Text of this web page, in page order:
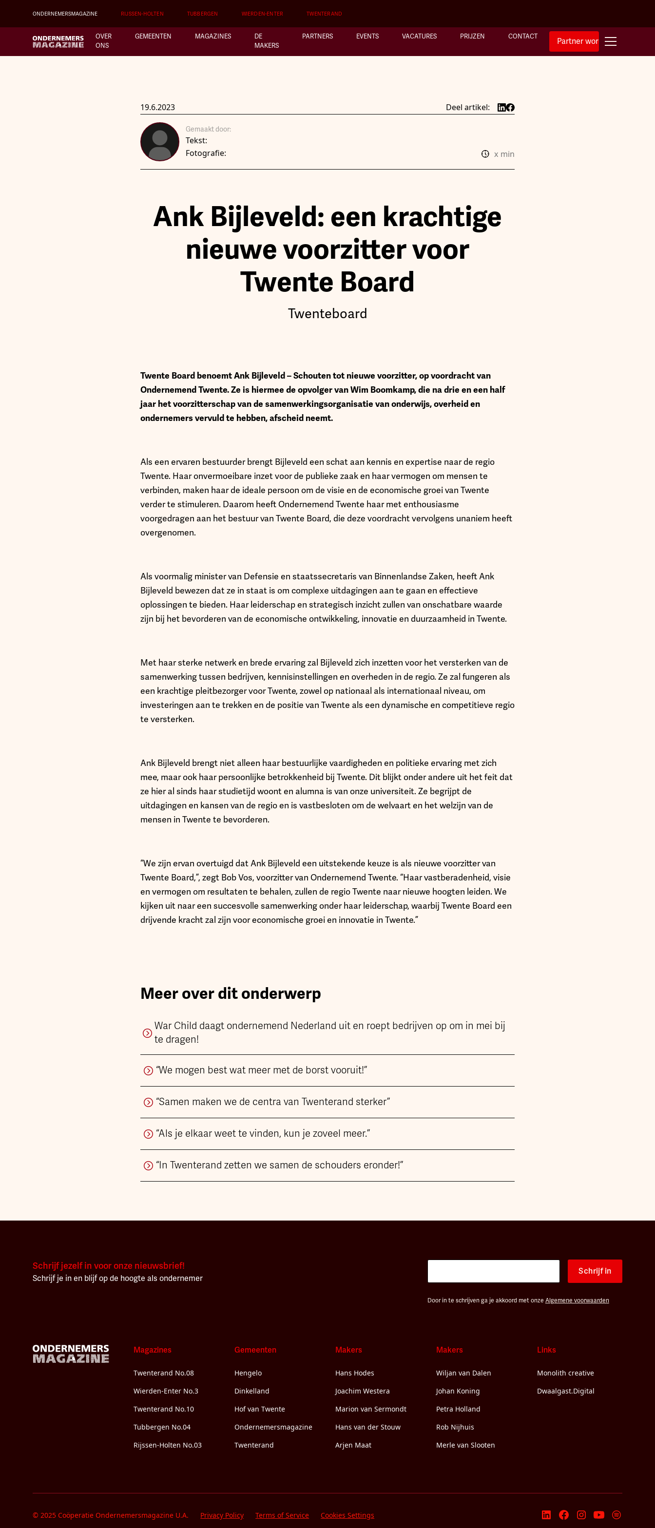
ONDERNEMERSMAGAZINE RIJSSEN-HOLTEN TUBBERGEN WIERDEN-ENTER TWENTERAND
OVER
ONS
GEMEENTEN MAGAZINES
DE
MAKERS
PARTNERS EVENTS VACATURES PRIJZEN CONTACT Partner worden
19.6.2023 Deel artikel:
Gemaakt door:
Tekst:
Fotografie:
x min
Ank Bijleveld: een krachtige
nieuwe voorzitter voor
Twente Board
Twenteboard
Twente Board benoemt Ank Bijleveld – Schouten tot nieuwe voorzitter, op voordracht van
Ondernemend Twente. Ze is hiermee de opvolger van Wim Boomkamp, die na drie en een half
jaar het voorzitterschap van de samenwerkingsorganisatie van onderwijs, overheid en
ondernemers vervuld te hebben, afscheid neemt.
Als een ervaren bestuurder brengt Bijleveld een schat aan kennis en expertise naar de regio
Twente. Haar onvermoeibare inzet voor de publieke zaak en haar vermogen om mensen te
verbinden, maken haar de ideale persoon om de visie en de economische groei van Twente
verder te stimuleren. Daarom heeft Ondernemend Twente haar met enthousiasme
voorgedragen aan het bestuur van Twente Board, die deze voordracht vervolgens unaniem heeft
overgenomen.
Als voormalig minister van Defensie en staatssecretaris van Binnenlandse Zaken, heeft Ank
Bijleveld bewezen dat ze in staat is om complexe uitdagingen aan te gaan en effectieve
oplossingen te bieden. Haar leiderschap en strategisch inzicht zullen van onschatbare waarde
zijn bij het bevorderen van de economische ontwikkeling, innovatie en duurzaamheid in Twente.
Met haar sterke netwerk en brede ervaring zal Bijleveld zich inzetten voor het versterken van de
samenwerking tussen bedrijven, kennisinstellingen en overheden in de regio. Ze zal fungeren als
een krachtige pleitbezorger voor Twente, zowel op nationaal als internationaal niveau, om
investeringen aan te trekken en de positie van Twente als een dynamische en competitieve regio
te versterken.
Ank Bijleveld brengt niet alleen haar bestuurlijke vaardigheden en politieke ervaring met zich
mee, maar ook haar persoonlijke betrokkenheid bij Twente. Dit blijkt onder andere uit het feit dat
ze hier al sinds haar studietijd woont en alumna is van onze universiteit. Ze begrijpt de
uitdagingen en kansen van de regio en is vastbesloten om de welvaart en het welzijn van de
mensen in Twente te bevorderen.
“We zijn ervan overtuigd dat Ank Bijleveld een uitstekende keuze is als nieuwe voorzitter van
Twente Board,”, zegt Bob Vos, voorzitter van Ondernemend Twente. “Haar vastberadenheid, visie
en vermogen om resultaten te behalen, zullen de regio Twente naar nieuwe hoogten leiden. We
kijken uit naar een succesvolle samenwerking onder haar leiderschap, waarbij Twente Board een
drijvende kracht zal zijn voor economische groei en innovatie in Twente.”
Meer over dit onderwerp
War Child daagt ondernemend Nederland uit en roept bedrijven op om in mei bij
te dragen!
“We mogen best wat meer met de borst vooruit!”
“Samen maken we de centra van Twenterand sterker”
“Als je elkaar weet te vinden, kun je zoveel meer.”
“In Twenterand zetten we samen de schouders eronder!”
Schrijf jezelf in voor onze nieuwsbrief!
Schrijf je in en blijf op de hoogte als ondernemer
Schrijf in
Door in te schrijven ga je akkoord met onze Algemene voorwaarden
Magazines
Twenterand No.08
Wierden-Enter No.3
Twenterand No.10
Tubbergen No.04
Rijssen-Holten No.03
Gemeenten
Hengelo
Dinkelland
Hof van Twente
Ondernemersmagazine
Twenterand
Makers
Hans Hodes
Joachim Westera
Marion van Sermondt
Hans van der Stouw
Arjen Maat
Makers
Wiljan van Dalen
Johan Koning
Petra Holland
Rob Nijhuis
Merle van Slooten
Links
Monolith creative
Dwaalgast.Digital
© 2025 Coöperatie Ondernemersmagazine U.A. Privacy Policy Terms of Service Cookies Settings